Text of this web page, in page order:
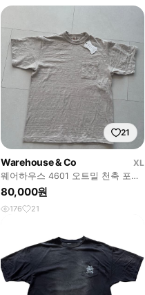
21
Warehouse & Co
XL
웨어하우스 4601 오트밀 천축 포켓
반팔 티셔츠
80,000원
176 21